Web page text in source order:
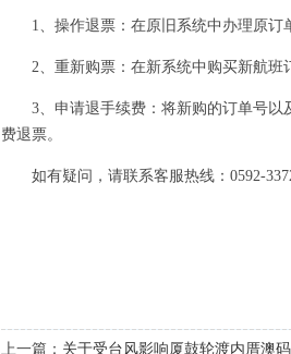
1、操作退票：在原旧系统中办理原订
2、重新购票：在新系统中购买新航班
3、申请退手续费：将新购的订单号以
费退票。
如有疑问，请联系客服热线：0592-
上一篇： 关于受台风影响厦鼓轮渡内厝澳